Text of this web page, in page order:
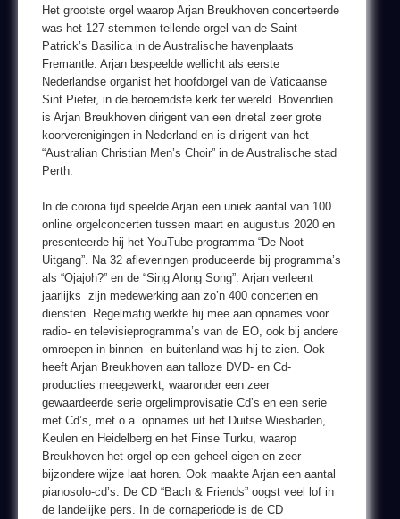
Het grootste orgel waarop Arjan Breukhoven concerteerde
was het 127 stemmen tellende orgel van de Saint
Patrick’s Basilica in de Australische havenplaats
Fremantle. Arjan bespeelde wellicht als eerste
Nederlandse organist het hoofdorgel van de Vaticaanse
Sint Pieter, in de beroemdste kerk ter wereld. Bovendien
is Arjan Breukhoven dirigent van een drietal zeer grote
koorverenigingen in Nederland en is dirigent van het
“Australian Christian Men’s Choir” in de Australische stad
Perth.
In de corona tijd speelde Arjan een uniek aantal van 100
online orgelconcerten tussen maart en augustus 2020 en
presenteerde hij het YouTube programma “De Noot
Uitgang”. Na 32 afleveringen produceerde bij programma’s
als “Ojajoh?” en de “Sing Along Song”. Arjan verleent
jaarlijks zijn medewerking aan zo’n 400 concerten en
diensten. Regelmatig werkte hij mee aan opnames voor
radio- en televisieprogramma’s van de EO, ook bij andere
omroepen in binnen- en buitenland was hij te zien. Ook
heeft Arjan Breukhoven aan talloze DVD- en Cd-
producties meegewerkt, waaronder een zeer
gewaardeerde serie orgelimprovisatie Cd’s en een serie
met Cd’s, met o.a. opnames uit het Duitse Wiesbaden,
Keulen en Heidelberg en het Finse Turku, waarop
Breukhoven het orgel op een geheel eigen en zeer
bijzondere wijze laat horen. Ook maakte Arjan een aantal
pianosolo-cd’s. De CD “Bach & Friends” oogst veel lof in
de landelijke pers. In de cornaperiode is de CD